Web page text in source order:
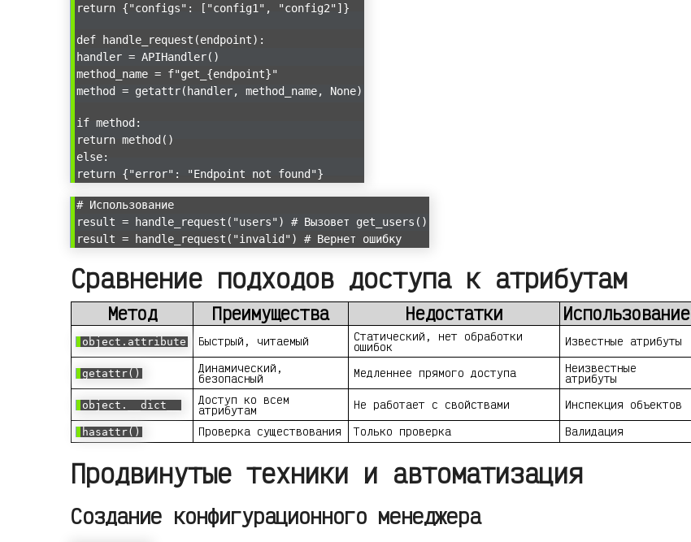
return {"configs": ["config1", "config2"]}
def handle_request(endpoint):
handler = APIHandler()
method_name = f"get_{endpoint}"
method = getattr(handler, method_name, None)
if method:
return method()
else:
return {"error": "Endpoint not found"}
# Использование
result = handle_request("users") # Вызовет get_users()
result = handle_request("invalid") # Вернет ошибку
Сравнение подходов доступа к атрибутам
Метод Преимущества Недостатки Использование
object.attribute Быстрый, читаемый Статический, нет обработки
ошибок Известные атрибуты
getattr() Динамический,
безопасный Медленнее прямого доступа Неизвестные
атрибуты
object.__dict__ Доступ ко всем
атрибутам Не работает с свойствами Инспекция объектов
hasattr() Проверка существования Только проверка Валидация
Продвинутые техники и автоматизация
Создание конфигурационного менеджера